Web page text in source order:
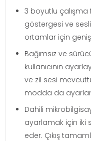
3 boyutlu çalışma
göstergesi ve sesli
ortamlar için
Bağımsız ve
kullanıcının
ve zil sesi
modda da
Dahili
ayarlamak için iki
eder. Çıkış